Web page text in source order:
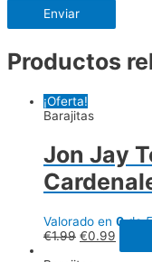
Productos
¡Oferta!
Barajitas
Jon Jay
Valorado en 0de 5
€1.99 €0.99